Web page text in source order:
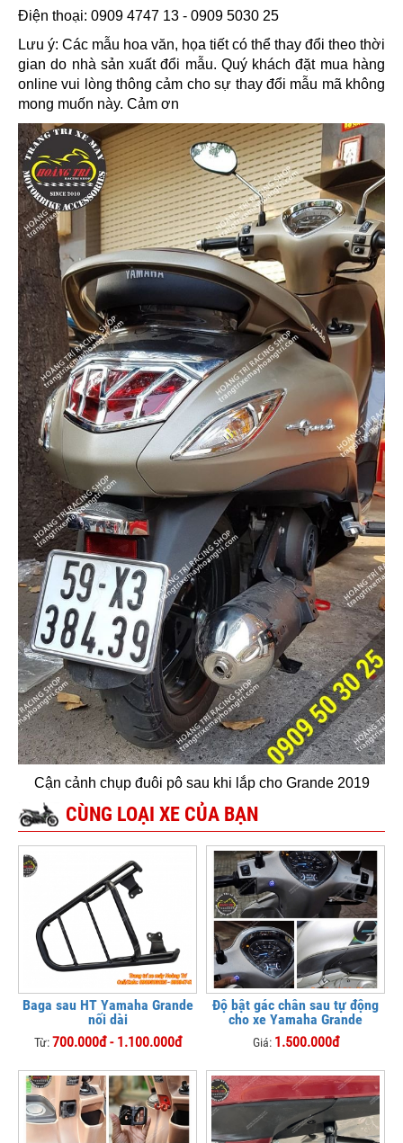
Điện thoại: 0909 4747 13 - 0909 5030 25
Lưu ý: Các mẫu hoa văn, họa tiết có thể thay đổi theo thời
gian do nhà sản xuất đổi mẫu. Quý khách đặt mua hàng
online vui lòng thông cảm cho sự thay đổi mẫu mã không
mong muốn này. Cảm ơn
Cận cảnh chụp đuôi pô sau khi lắp cho Grande 2019
CÙNG LOẠI XE CỦA BẠN
Baga sau HT Yamaha Grande
nối dài
Từ:700.000đ - 1.100.000đ
Độ bật gác chân sau tự động
cho xe Yamaha Grande
Giá: 1.500.000đ